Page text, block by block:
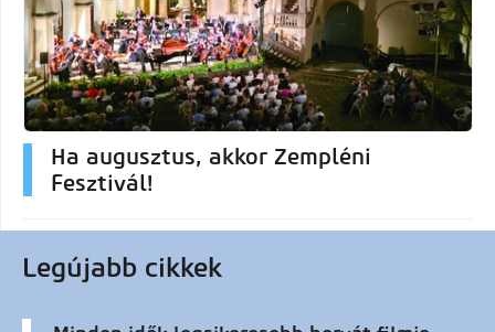
Ha augusztus, akkor Zempléni
Fesztivál!
Legújabb cikkek